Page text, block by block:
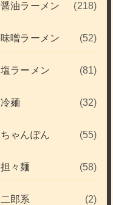
醤油ラーメン (218)
味噌ラーメン (52)
塩ラーメン (81)
冷麺 (32)
ちゃんぽん (55)
担々麺 (58)
二郎系 (2)